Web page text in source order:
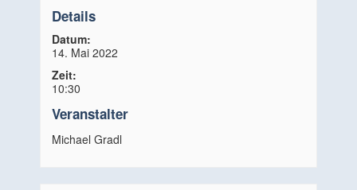
Details
Datum:
14. Mai 2022
Zeit:
10:30
Veranstalter
Michael Gradl